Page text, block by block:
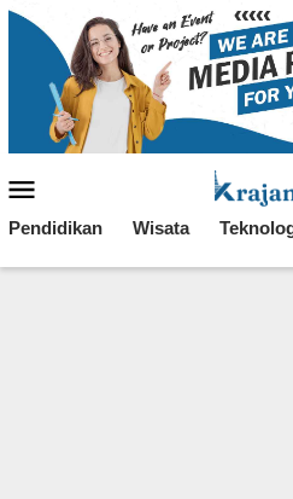
Loncat
Mobile
Pendidikan Wisata